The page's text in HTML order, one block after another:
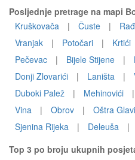
Posljednje pretrage na mapi
Kruškovača
| Čuste |
Vranjak
| Potočari | Krtići
Pečevac
| Bijele Stijene |
Donji Zlovarići
| Laništa |
Duboki Palež
| Mehinovići |
Vina
| Obrov | Oštra
Sjenina Rijeka
| Deleuša |
Top 3 po broju ukupnih